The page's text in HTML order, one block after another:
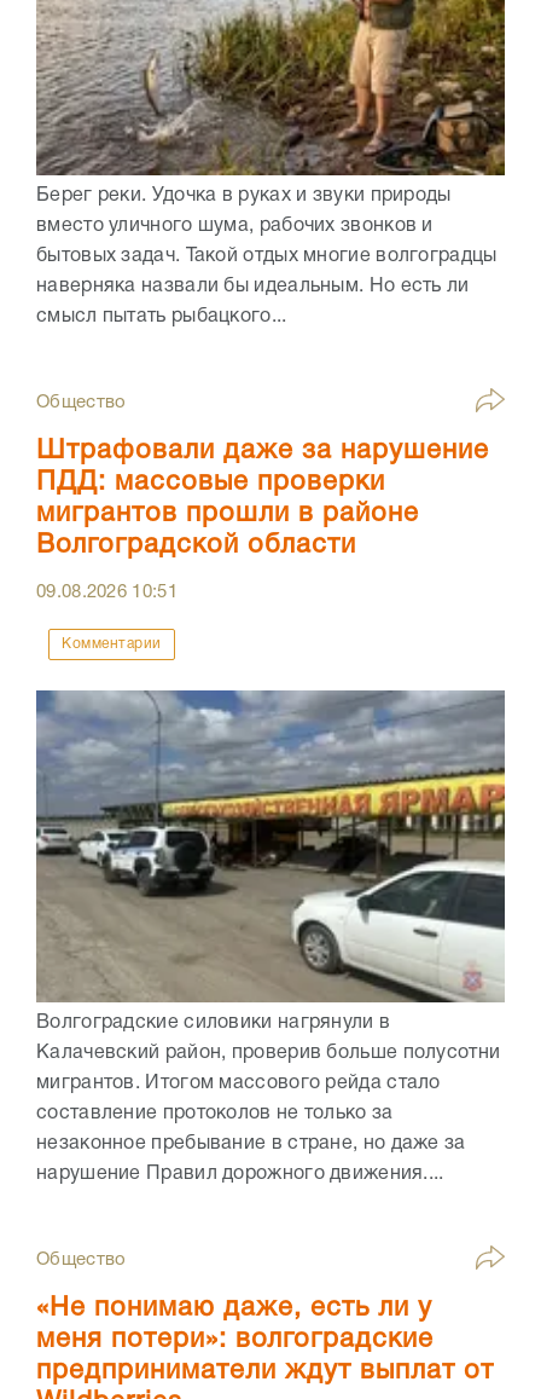
Берег реки. Удочка в руках и звуки природы
вместо уличного шума, рабочих звонков и
бытовых задач. Такой отдых многие волгоградцы
наверняка назвали бы идеальным. Но есть ли
смысл пытать рыбацкого...
Общество
Штрафовали даже за нарушение
ПДД: массовые проверки
мигрантов прошли в районе
Волгоградской области
09.08.2026 10:51
Комментарии
Волгоградские силовики нагрянули в
Калачевский район, проверив больше полусотни
мигрантов. Итогом массового рейда стало
составление протоколов не только за
незаконное пребывание в стране, но даже за
нарушение Правил дорожного движения....
Общество
«Не понимаю даже, есть ли у
меня потери»: волгоградские
предприниматели ждут выплат от